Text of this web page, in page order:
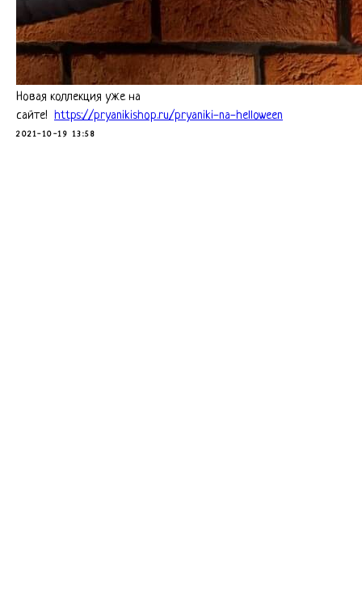
Новая коллекция уже на
сайте! https://pryanikishop.ru/pryaniki-na-helloween
2021-10-19 13:58